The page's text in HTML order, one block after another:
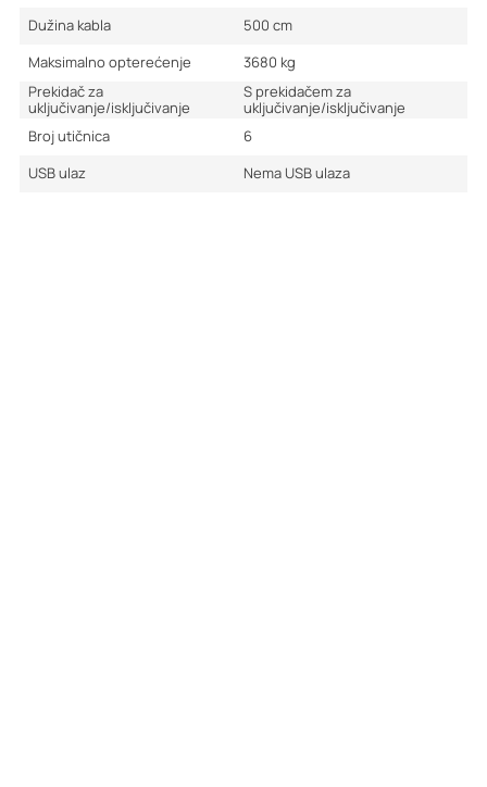
Dužina kabla 500 cm
Maksimalno opterećenje
3680 kg
Prekidač za
uključivanje/isključivanje
S prekidačem za
uključivanje/isključivanje
Broj utičnica
6
USB ulaz
Nema USB ulaza